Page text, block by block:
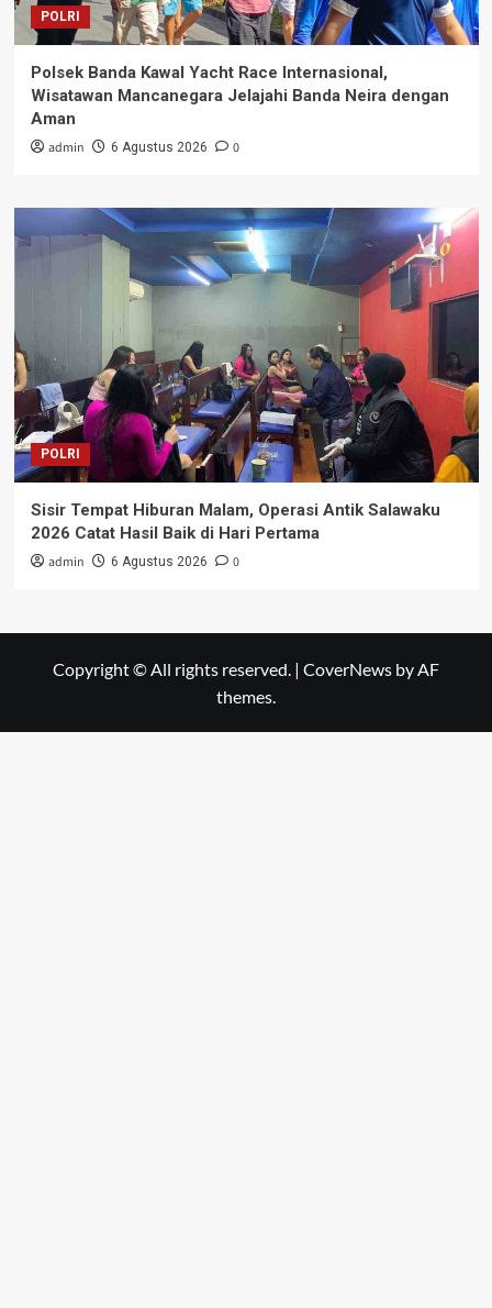
POLRI
Polsek Banda Kawal Yacht Race Internasional,
Wisatawan Mancanegara Jelajahi Banda Neira dengan
Aman
admin 6 Agustus 2026 0
POLRI
Sisir Tempat Hiburan Malam, Operasi Antik Salawaku
2026 Catat Hasil Baik di Hari Pertama
admin 6 Agustus 2026 0
Copyright © All rights reserved. | CoverNews by AF
themes.